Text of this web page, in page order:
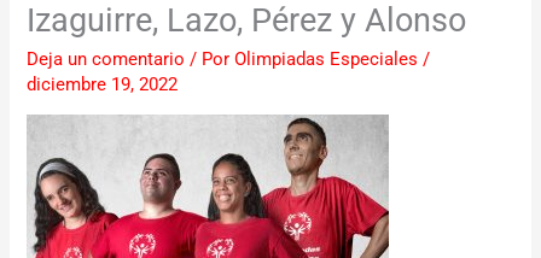
Izaguirre, Lazo, Pérez y Alonso
Deja un comentario / PorOlimpiadas Especiales/
diciembre 19, 2022